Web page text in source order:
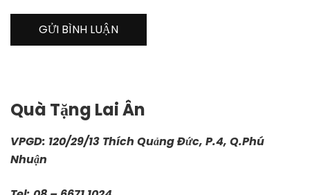
Quà Tặng Lai Ân
VPGD: 120/29/13 Thích Quảng Đức, P.4, Q.Phú
Nhuận